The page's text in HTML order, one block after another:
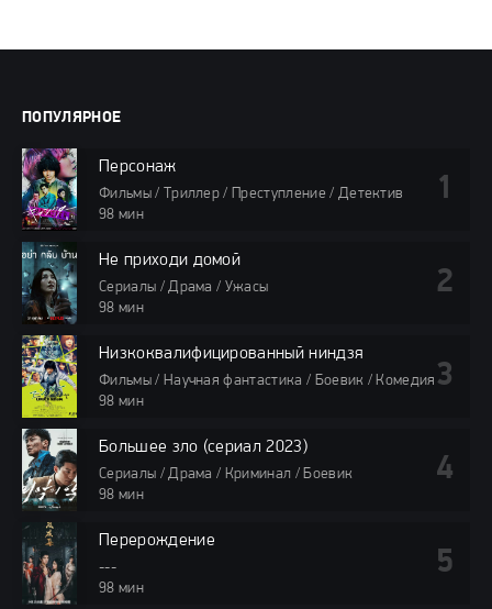
ПОПУЛЯРНОЕ
Персонаж
Фильмы / Триллер / Преступление / Детектив
98 мин
Не приходи домой
Сериалы / Драма / Ужасы
98 мин
Низкоквалифицированный ниндзя
Фильмы / Научная фантастика / Боевик / Комедия
98 мин
Большее зло (сериал 2023)
Сериалы / Драма / Криминал / Боевик
98 мин
Перерождение
---
98 мин